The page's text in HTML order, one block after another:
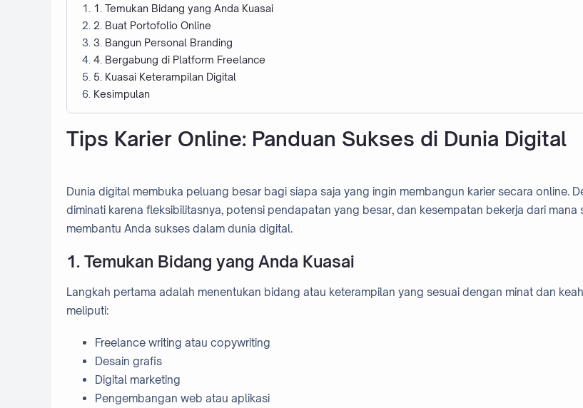
1. Temukan Bidang yang Anda Kuasai
2. Buat Portofolio Online
3. Bangun Personal Branding
4. Bergabung di Platform Freelance
5. Kuasai Keterampilan Digital
Kesimpulan
Tips Karier Online: Panduan Sukses di Dunia Digital
Dunia digital membuka peluang besar bagi siapa saja yang ingin membangun karier secara online.
diminati karena fleksibilitasnya, potensi pendapatan yang besar, dan kesempatan bekerja dari mana
membantu Anda sukses dalam dunia digital.
1. Temukan Bidang yang Anda Kuasai
Langkah pertama adalah menentukan bidang atau keterampilan yang sesuai dengan minat dan
meliputi:
Freelance writing atau copywriting
Desain grafis
Digital marketing
Pengembangan web atau aplikasi